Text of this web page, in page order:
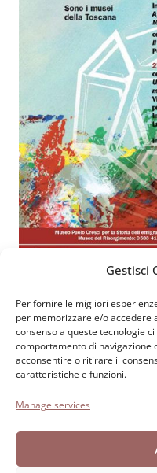
Gestisci
Per fornire le migliori
per memorizzare e/o accedere
consenso a queste tecnologie
comportamento di navigazione
acconsentire o ritirare il
caratteristiche e funzioni.
Manage services
Fondazione Paolo
Cortile
Tel 0583